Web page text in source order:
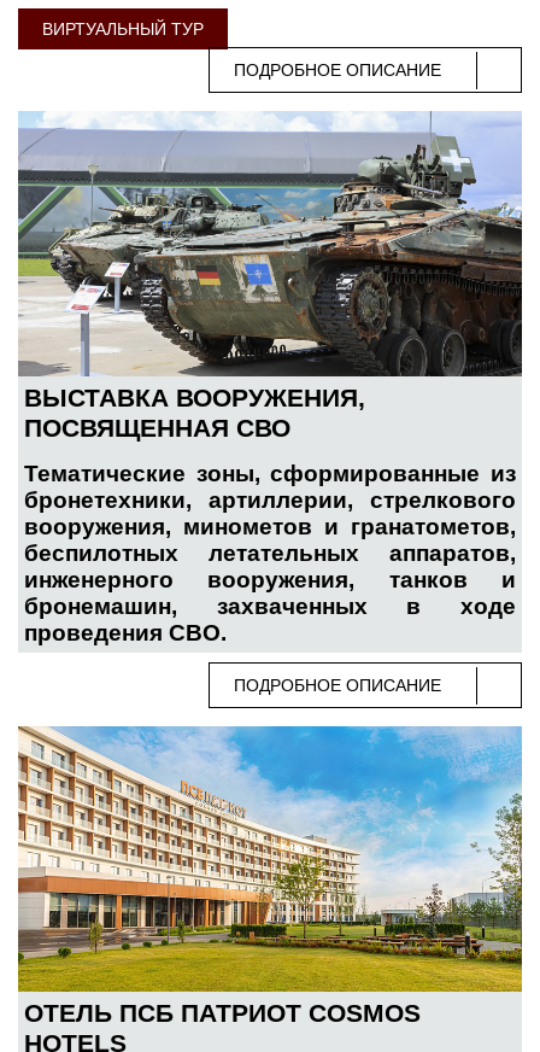
ВИРТУАЛЬНЫЙ ТУР
ПОДРОБНОЕ ОПИСАНИЕ
ВЫСТАВКА ВООРУЖЕНИЯ,
ПОСВЯЩЕННАЯ СВО
Тематические зоны, сформированные из
бронетехники, артиллерии, стрелкового
вооружения, минометов и гранатометов,
беспилотных летательных аппаратов,
инженерного вооружения, танков и
бронемашин, захваченных в ходе
проведения СВО.
ПОДРОБНОЕ ОПИСАНИЕ
ОТЕЛЬ ПСБ ПАТРИОТ COSMOS
HOTELS